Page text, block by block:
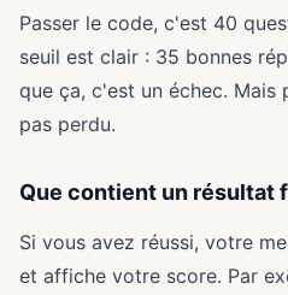
Passer le code, c'est 40
seuil est clair : 35 bonnes
que ça, c'est un échec. Mais
pas perdu.
Que contient un résultat
Si vous avez réussi, votre
et affiche votre score. Par